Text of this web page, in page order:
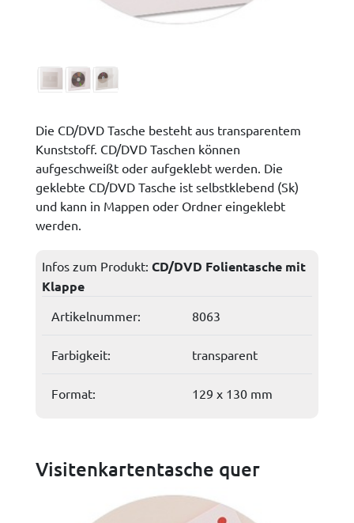
Die CD/DVD Tasche besteht aus transparentem
Kunststoff. CD/DVD Taschen können
aufgeschweißt oder aufgeklebt werden. Die
geklebte CD/DVD Tasche ist selbstklebend (Sk)
und kann in Mappen oder Ordner eingeklebt
werden.
Infos zum Produkt: CD/DVD Folientasche mit
Klappe
Artikelnummer: 8063
Farbigkeit: transparent
Format: 129 x 130 mm
Visitenkartentasche quer